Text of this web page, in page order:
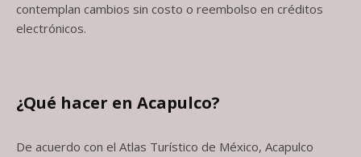
contemplan cambios sin costo o reembolso en créditos
electrónicos.
¿Qué hacer en Acapulco?
De acuerdo con el Atlas Turístico de México, Acapulco